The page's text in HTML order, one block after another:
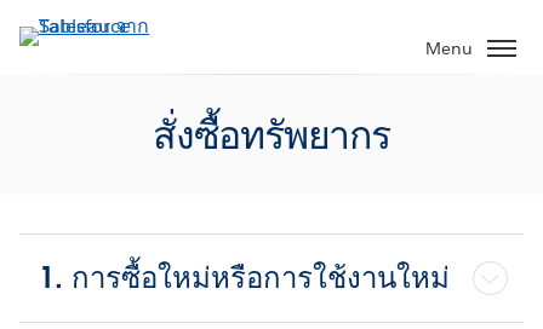
ไป
Menu
สั่งซื้อทรัพยากร
1. การซื้อใหม่หรือการใช้งานใหม่